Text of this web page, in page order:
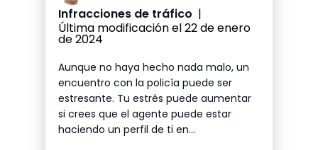
Infracciones de tráfico |
Última modificación el 22 de enero
de 2024
Aunque no haya hecho nada malo, un
encuentro con la policía puede ser
estresante. Tu estrés puede aumentar
si crees que el agente puede estar
haciendo un perfil de ti en...